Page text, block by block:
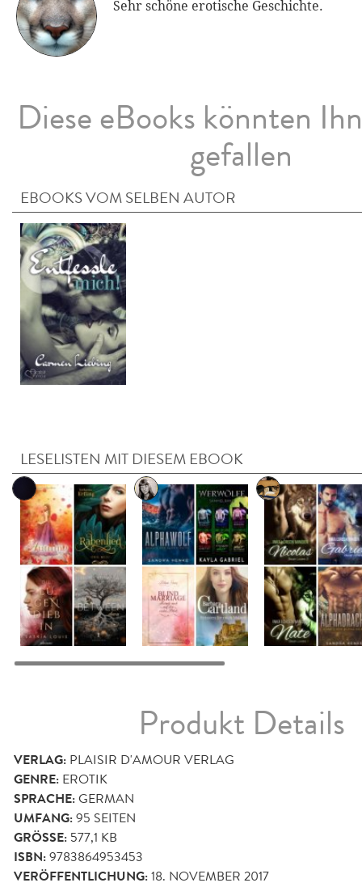
Sehr schöne erotische Geschichte.
Diese eBooks könnten
gefallen
EBOOKS VOM SELBEN AUTOR
LESELISTEN MIT DIESEM EBOOK
Produkt Details
VERLAG: PLAISIR D'AMOUR VERLAG
GENRE: EROTIK
SPRACHE:GERMAN
UMFANG:95 SEITEN
GRÖSSE: 577,1 KB
ISBN:9783864953453
VERÖFFENTLICHUNG:18. NOVEMBER 2017